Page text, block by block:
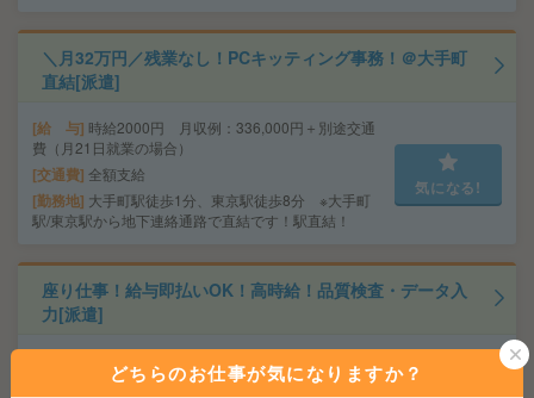
＼月32万円／残業なし！PCキッティング事務！＠大手町
直結[派遣]
給 与 時給2000円 月収例：336,000円＋別途交通
費（月21日就業の場合）
交通費 全額支給
勤務地 大手町駅徒歩1分、東京駅徒歩8分 ※大手町
駅/東京駅から地下連絡通路で直結です！駅直結！
気になる!
座り仕事！給与即払いOK！高時給！品質検査・データ入
力[派遣]
交通費支給有り
どちらのお仕事が気になりますか？